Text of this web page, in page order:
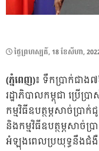
POSTED
ថ្ងៃ​ព្រហស្បតិ៍, 18 ខែ​សីហា,
(ភ្នំពេញ)៖ ទឹកប្រាក់ជាង៧
រដ្ឋាភិបាលកម្ពុជា ប្រើ
កម្មវិធីឧបត្ថម្ភសាច់ប្រា
និងកម្មវិធីឧបត្ថម្ភសាច់ប្
អំឡុងពេលប្រយុទ្ធនឹងជំ